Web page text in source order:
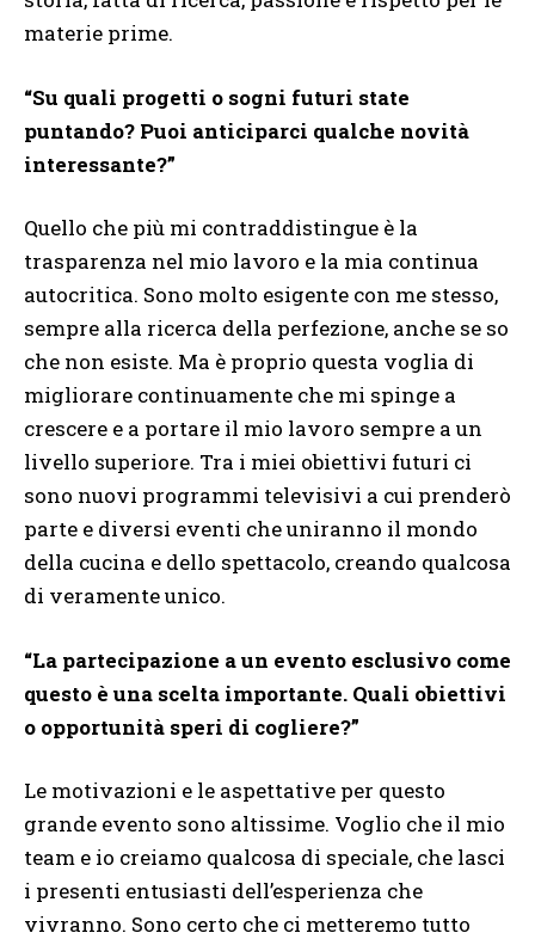
materie prime.
“Su quali progetti o sogni futuri state
puntando? Puoi anticiparci qualche novità
interessante?”
Quello che più mi contraddistingue è la
trasparenza nel mio lavoro e la mia continua
autocritica. Sono molto esigente con me stesso,
sempre alla ricerca della perfezione, anche se so
che non esiste. Ma è proprio questa voglia di
migliorare continuamente che mi spinge a
crescere e a portare il mio lavoro sempre a un
livello superiore. Tra i miei obiettivi futuri ci
sono nuovi programmi televisivi a cui prenderò
parte e diversi eventi che uniranno il mondo
della cucina e dello spettacolo, creando qualcosa
di veramente unico.
“La partecipazione a un evento esclusivo come
questo è una scelta importante. Quali obiettivi
o opportunità speri di cogliere?”
Le motivazioni e le aspettative per questo
grande evento sono altissime. Voglio che il mio
team e io creiamo qualcosa di speciale, che lasci
i presenti entusiasti dell’esperienza che
vivranno. Sono certo che ci metteremo tutto